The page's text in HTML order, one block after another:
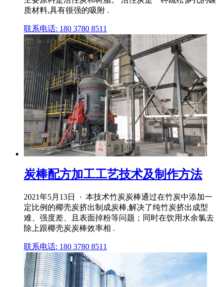
质材料,具有很强的吸附 .
联系电话: 180 3780 8511
炭棒配方加工工艺技术及制作方法
2021年5月13日 · 本技术竹炭炭棒通过在竹炭中添加一
定比例的椰壳炭挤出制成炭棒,解决了纯竹炭挤出成型
难、强度差、且表面掉粉等问题；同时在饮用水余氯去
除上跟椰壳炭炭棒效率相 .
联系电话: 180 3780 8511